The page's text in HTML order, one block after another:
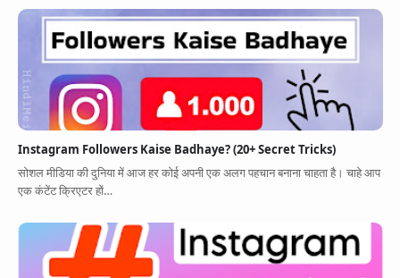
Instagram Followers Kaise Badhaye? (20+ Secret Tricks)
सोशल मीडिया की दुनिया में आज हर कोई अपनी एक अलग पहचान बनाना चाहता है। चाहे आप
एक कंटेंट क्रिएटर हों…